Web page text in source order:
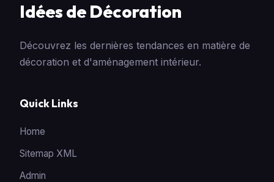
Idées de Décoration
Découvrez les dernières tendances en matière de
décoration et d'aménagement intérieur.
Quick Links
Home
Sitemap XML
Admin